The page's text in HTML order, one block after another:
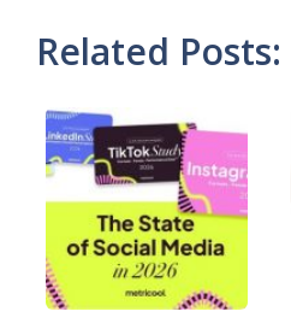
Related Posts: